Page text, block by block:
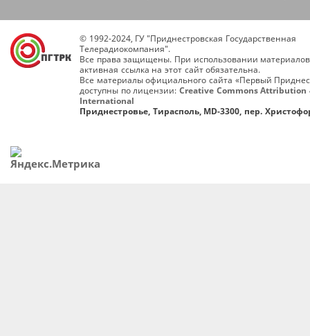
© 1992-2024, ГУ "Приднестровская Государственная
Телерадиокомпания".
Все права защищены. При использовании
активная ссылка на этот сайт обязательна.
Все материалы официального сайта «Первый
доступны по лицензии: Creative Commons Attribution
International
Приднестровье, Тирасполь, MD-3300, пер.